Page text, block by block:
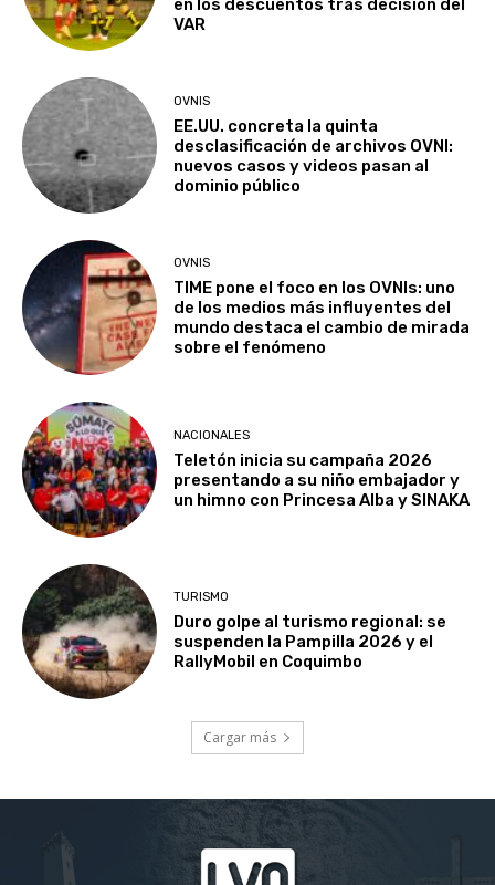
en los descuentos tras decisión del
VAR
OVNIS
EE.UU. concreta la quinta
desclasificación de archivos OVNI:
nuevos casos y videos pasan al
dominio público
OVNIS
TIME pone el foco en los OVNIs: uno
de los medios más influyentes del
mundo destaca el cambio de mirada
sobre el fenómeno
NACIONALES
Teletón inicia su campaña 2026
presentando a su niño embajador y
un himno con Princesa Alba y SINAKA
TURISMO
Duro golpe al turismo regional: se
suspenden la Pampilla 2026 y el
RallyMobil en Coquimbo
Cargar más